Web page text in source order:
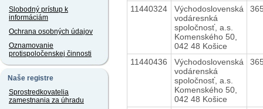
Slobodný prístup k
informáciám
Ochrana osobných údajov
Oznamovanie
protispoločenskej činnosti
Naše registre
Sprostredkovatelia
zamestnania za úhradu
11440324
Východoslovenská
vodáresnká
spoločnosť, a.s.
Komenského 50,
042 48 Košice
11440436
Východoslovenská
vodárenská
spoločnosť, a.s.
Komenského 50,
042 48 Košice